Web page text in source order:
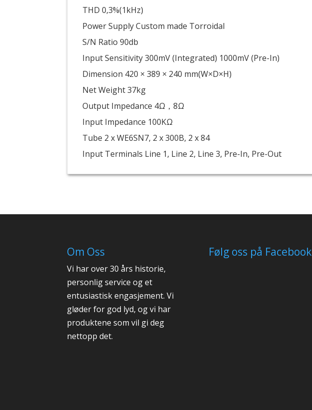
THD 0,3%(1kHz)
Power Supply Custom made Torroidal
S/N Ratio 90db
Input Sensitivity 300mV (Integrated) 1000mV (Pre-In)
Dimension 420 × 389 × 240 mm(W×D×H)
Net Weight 37kg
Output Impedance 4Ω，8Ω
Input Impedance 100KΩ
Tube 2 x WE6SN7, 2 x 300B, 2 x 84
Input Terminals Line 1, Line 2, Line 3, Pre-In, Pre-Out
Om Oss
Vi har over 30 års historie,
personlig service og et
entusiastisk engasjement. Vi
gløder for god lyd, og vi har
produktene som vil gi deg
nettopp det.
Følg oss på Facebook